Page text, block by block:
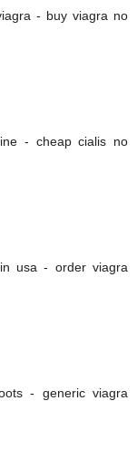
- buy viagra no
- cheap cialis no
usa - order viagra
- generic viagra